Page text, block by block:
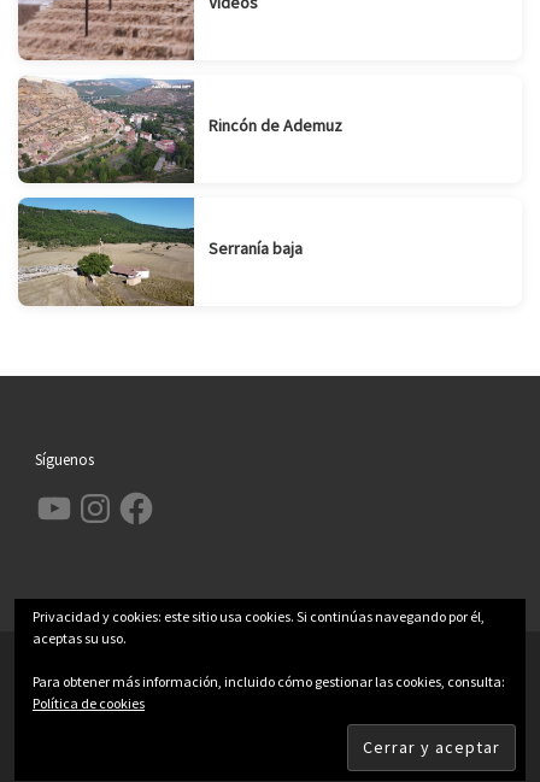
Rincón de Ademuz
Serranía baja
Síguenos
YouTube InstagramFacebook
Funciona con
Privacidad y cookies: este sitio usa cookies. Si continúas navegando por él,
aceptas su uso.
Para obtener más información, incluido cómo gestionar las cookies, consulta:
Política de cookies